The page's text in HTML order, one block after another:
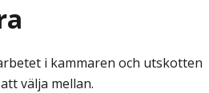
i kammaren och utskotten
välja mellan.